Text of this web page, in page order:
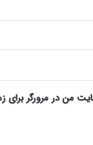
من در مرورگر برای